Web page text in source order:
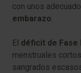
con unos
embarazo.
El déficit de Fase
menstruales
sangrados